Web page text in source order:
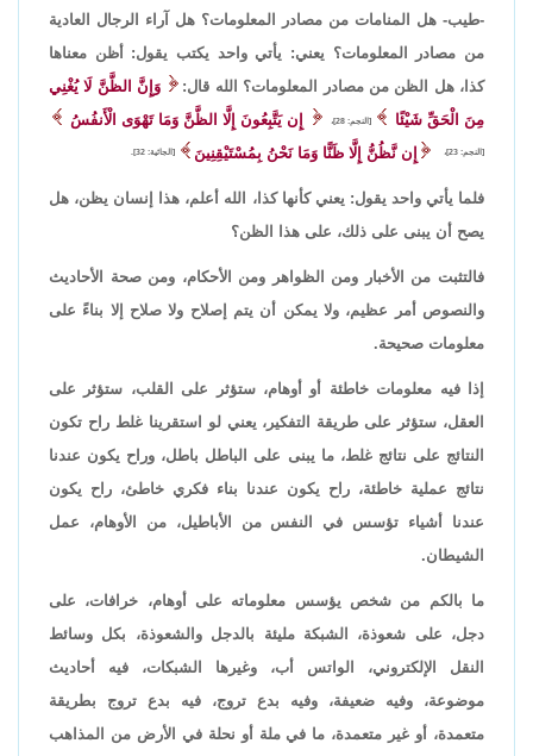
-طيب- هل المنامات من مصادر المعلومات؟ هل آراء الرجال العادية
من مصادر المعلومات؟ يعني: يأتي واحد يكتب يقول: أظن معناها
كذا، هل الظن من مصادر المعلومات؟ الله قال:
وَإِنَّ الظَّنَّ لَا يُغْنِي
مِنَ الْحَقِّ شَيْئًا
[النجم: 28]، إِن يَتَّبِعُونَ إِلَّا الظَّنَّ وَمَا تَهْوَى الْأَنفُسُ
[النجم: 23]، إِن نَّظُنُّ إِلَّا ظَنًّا وَمَا نَحْنُ بِمُسْتَيْقِنِينَ [الجاثية: 32].
فلما يأتي واحد يقول: يعني كأنها كذا، الله أعلم، هذا إنسان يظن، هل
يصح أن يبنى على ذلك، على هذا الظن؟
فالتثبت من الأخبار ومن الظواهر ومن الأحكام، ومن صحة الأحاديث
والنصوص أمر عظيم، ولا يمكن أن يتم إصلاح ولا صلاح إلا بناءً على
معلومات صحيحة.
إذا فيه معلومات خاطئة أو أوهام، ستؤثر على القلب، ستؤثر على
العقل، ستؤثر على طريقة التفكير، يعني لو استقرينا غلط راح تكون
النتائج على نتائج غلط، ما يبنى على الباطل باطل، وراح يكون عندنا
نتائج عملية خاطئة، راح يكون عندنا بناء فكري خاطئ، راح يكون
عندنا أشياء تؤسس في النفس من الأباطيل، من الأوهام، عمل
الشيطان.
ما بالكم من شخص يؤسس معلوماته على أوهام، خرافات، على
دجل، على شعوذة، الشبكة مليئة بالدجل والشعوذة، بكل وسائط
النقل الإلكتروني، الواتس أب، وغيرها الشبكات، فيه أحاديث
موضوعة، وفيه ضعيفة، وفيه بدع تروج، فيه بدع تروج بطريقة
متعمدة، أو غير متعمدة، ما في ملة أو نحلة في الأرض من المذاهب